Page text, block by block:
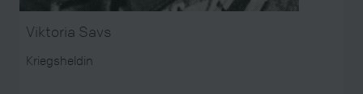
Viktoria Savs
Kriegsheldin